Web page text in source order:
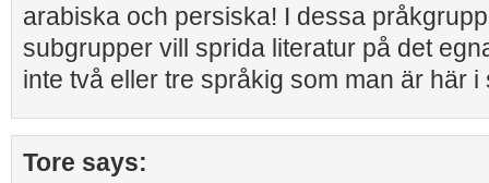
arabiska och persiska! I dessa
subgrupper vill sprida literatur på det
inte två eller tre språkig som man är här i
Tore says: